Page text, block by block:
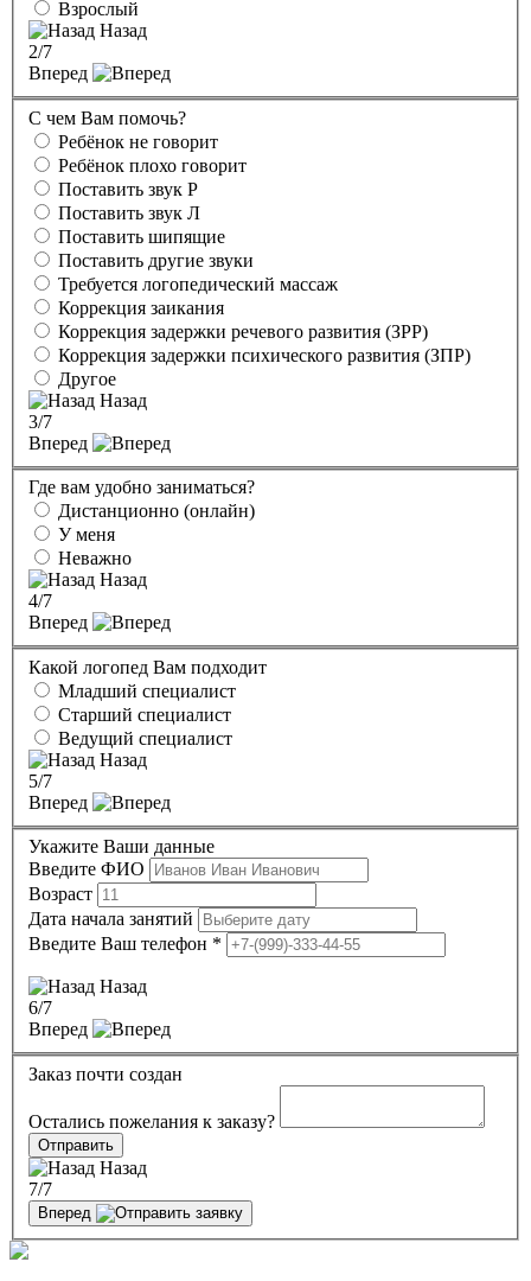
Взрослый
Назад
2/7
Вперед
С чем Вам помочь?
Ребёнок не говорит
Ребёнок плохо говорит
Поставить звук Р
Поставить звук Л
Поставить шипящие
Поставить другие звуки
Требуется логопедический массаж
Коррекция заикания
Коррекция задержки речевого развития (ЗРР)
Коррекция задержки психического развития (ЗПР)
Другое
Назад
3/7
Вперед
Где вам удобно заниматься?
Дистанционно (онлайн)
У меня
Неважно
Назад
4/7
Вперед
Какой логопед Вам подходит
Младший специалист
Старший специалист
Ведущий специалист
Назад
5/7
Вперед
Укажите Ваши данные
Введите ФИО
Возраст
Дата начала занятий
Введите Ваш телефон *
Назад
6/7
Вперед
Заказ почти создан
Остались пожелания к заказу?
Отправить
Назад
7/7
Вперед